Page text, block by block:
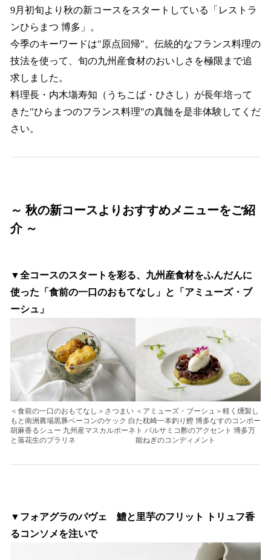
9月初旬より秋の新コースをスタートしている「レストラ
ンひらまつ 博多」。
今季のキーワードは"原点回帰"。伝統的なフランス料理の
技法を使って、旬の九州産食材のおいしさを極限まで追
求しました。
料理長・内木塲寿知（うちこば・ひさし）が長年培って
きた"ひらまつのフランス料理"の真髄を是非体験してくだ
さい。
～ 秋の新コースよりおすすめメニューをご紹
介 ～
▼全コースのスタートを彩る、九州産食材をふんだんに
使った「食前の一口のおもてなし」と「アミューズ・ブ
ーシュ」
＜食前の一口のおもてなし＞さつまい
もと南洲農場黒豚ベーコンのケック 白
胡麻香るシュー 九州産マスカルポーネ
と落花生のプラリネ
＜アミューズ・ブーシュ＞軽く燻製し
た枕崎一本釣り鰹 博多なすのコンポー
ト バルサミコ酢のアクセント 博多万
能ねぎのコンディメント
▼フォアグラのパヴェ 鱧と里芋のフリット トリュフ香
るコンソメを注いで